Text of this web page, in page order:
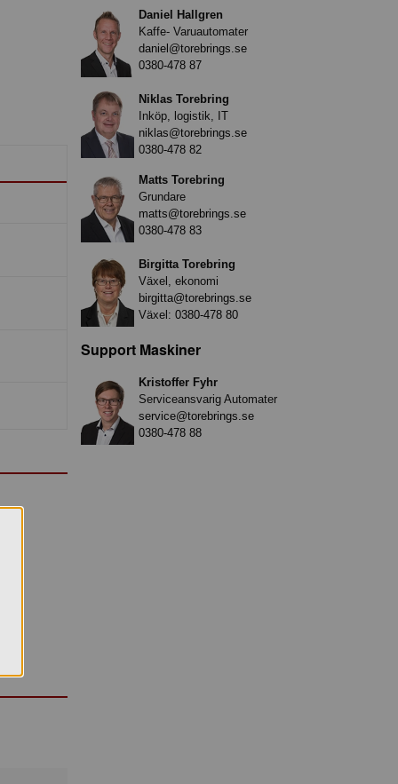
Daniel Hallgren
Kaffe- Varuautomater
daniel@torebrings.se
0380-478 87
Niklas Torebring
Inköp, logistik, IT
niklas@torebrings.se
0380-478 82
Matts Torebring
Grundare
matts@torebrings.se
0380-478 83
Birgitta Torebring
Växel, ekonomi
birgitta@torebrings.se
Växel: 0380-478 80
Support Maskiner
Kristoffer Fyhr
Serviceansvarig Automater
service@torebrings.se
0380-478 88